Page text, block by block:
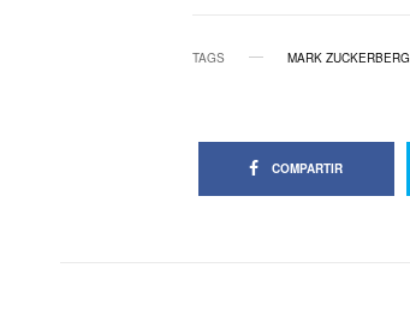
TAGS MARK ZUCKERBERG
COMPARTIR